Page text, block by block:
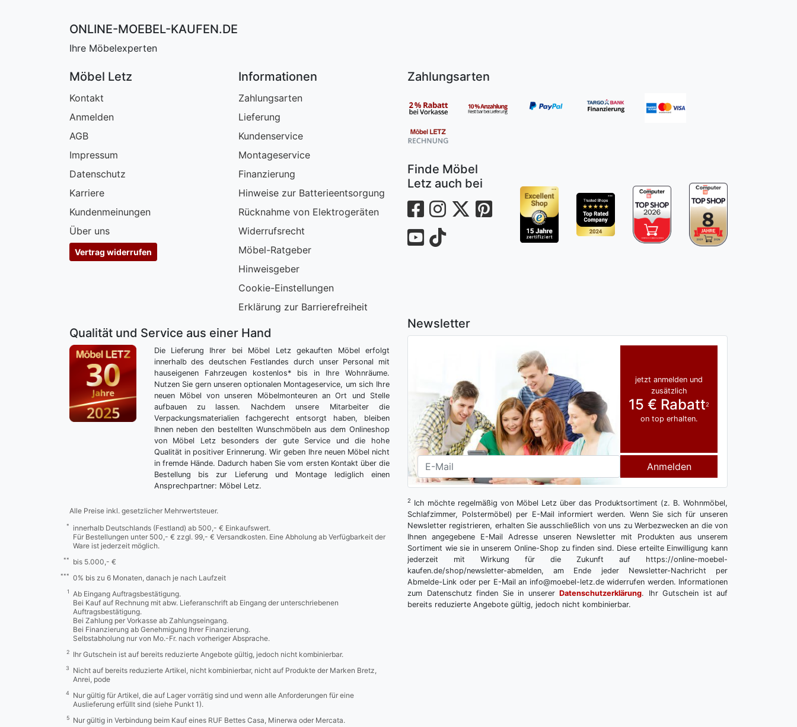
ONLINE-MOEBEL-KAUFEN.DE
Ihre Möbelexperten
Möbel Letz
Kontakt
Anmelden
AGB
Impressum
Datenschutz
Karriere
Kundenmeinungen
Über uns
Vertrag widerrufen
Informationen
Zahlungsarten
Lieferung
Kundenservice
Montageservice
Finanzierung
Hinweise zur Batterieentsorgung
Rücknahme von Elektrogeräten
Widerrufsrecht
Möbel-Ratgeber
Hinweisgeber
Cookie-Einstellungen
Erklärung zur Barrierefreiheit
Zahlungsarten
Finde Möbel
Letz auch bei
Qualität und Service aus einer Hand
Die Lieferung Ihrer bei Möbel Letz gekauften Möbel erfolgt
innerhalb des deutschen Festlandes durch unser Personal mit
hauseigenen Fahrzeugen kostenlos* bis in Ihre Wohnräume.
Nutzen Sie gern unseren optionalen Montageservice, um sich Ihre
neuen Möbel von unseren Möbelmonteuren an Ort und Stelle
aufbauen zu lassen. Nachdem unsere Mitarbeiter die
Verpackungsmaterialien fachgerecht entsorgt haben, bleiben
Ihnen neben den bestellten Wunschmöbeln aus dem Onlineshop
von Möbel Letz besonders der gute Service und die hohe
Qualität in positiver Erinnerung. Wir geben Ihre neuen Möbel nicht
in fremde Hände. Dadurch haben Sie vom ersten Kontakt über die
Bestellung bis zur Lieferung und Montage lediglich einen
Ansprechpartner: Möbel Letz.
Alle Preise inkl. gesetzlicher Mehrwertsteuer.
*
innerhalb Deutschlands (Festland) ab 500,- € Einkaufswert.
Für Bestellungen unter 500,- € zzgl. 99,- € Versandkosten. Eine Abholung ab Verfügbarkeit der
Ware ist jederzeit möglich.
** bis 5.000,- €
*** 0% bis zu 6 Monaten, danach je nach Laufzeit
1
Ab Eingang Auftragsbestätigung.
Bei Kauf auf Rechnung mit abw. Lieferanschrift ab Eingang der unterschriebenen
Auftragsbestätigung.
Bei Zahlung per Vorkasse ab Zahlungseingang.
Bei Finanzierung ab Genehmigung Ihrer Finanzierung.
Selbstabholung nur von Mo.-Fr. nach vorheriger Absprache.
2 Ihr Gutschein ist auf bereits reduzierte Angebote gültig, jedoch nicht kombinierbar.
3
Nicht auf bereits reduzierte Artikel, nicht kombinierbar, nicht auf Produkte der Marken Bretz,
Anrei, pode
4
Nur gültig für Artikel, die auf Lager vorrätig sind und wenn alle Anforderungen für eine
Auslieferung erfüllt sind (siehe Punkt 1).
5 Nur gültig in Verbindung beim Kauf eines RUF Bettes Casa, Minerwa oder Mercata.
Newsletter
jetzt anmelden und
zusätzlich
15 € Rabatt2
on top erhalten.
Anmelden
2
Ich möchte regelmäßig von Möbel Letz über das Produktsortiment (z. B. Wohnmöbel,
Schlafzimmer, Polstermöbel) per E-Mail informiert werden. Wenn Sie sich für unseren
Newsletter registrieren, erhalten Sie ausschließlich von uns zu Werbezwecken an die von
Ihnen angegebene E-Mail Adresse unseren Newsletter mit Produkten aus unserem
Sortiment wie sie in unserem Online-Shop zu finden sind. Diese erteilte Einwilligung kann
jederzeit mit Wirkung für die Zukunft auf https://online-moebel-
kaufen.de/shop/newsletter-abmelden, am Ende jeder Newsletter-Nachricht per
Abmelde-Link oder per E-Mail an info@moebel-letz.de widerrufen werden. Informationen
zum Datenschutz finden Sie in unserer Datenschutzerklärung. Ihr Gutschein ist auf
bereits reduzierte Angebote gültig, jedoch nicht kombinierbar.